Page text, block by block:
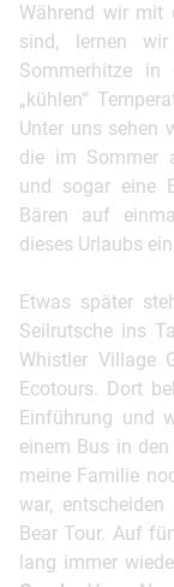
Während wir
sind, lernen
Sommerhitze
„kühlen“
Unter uns sehen
die im Sommer
und sogar eine
Bären auf
dieses Urlaubs
Etwas später
Seilrutsche ins
Whistler Village
Ecotours. Dort
Einführung und
einem Bus in
meine Familie
war,
Bear Tour. Auf
lang immer